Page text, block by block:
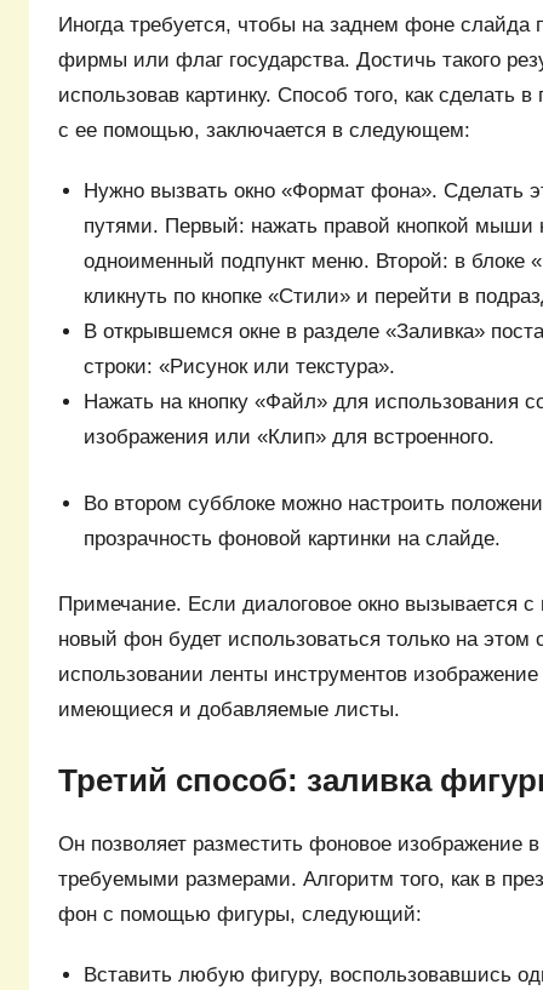
Иногда требуется, чтобы на заднем фоне слайда
фирмы или флаг государства. Достичь такого
использовав картинку. Способ того, как сделать
с ее помощью, заключается в следующем:
Нужно вызвать окно «Формат фона». Сделать
путями. Первый: нажать правой кнопкой мыши
одноименный подпункт меню. Второй: в блоке
кликнуть по кнопке «Стили» и перейти в
В открывшемся окне в разделе «Заливка»
строки: «Рисунок или текстура».
Нажать на кнопку «Файл» для использования
изображения или «Клип» для встроенного.
Во втором субблоке можно настроить
прозрачность фоновой картинки на слайде.
Примечание. Если диалоговое окно вызывается
новый фон будет использоваться только на этом
использовании ленты инструментов
имеющиеся и добавляемые листы.
Третий способ: заливка
Он позволяет разместить фоновое изображение
требуемыми размерами. Алгоритм того, как в
фон с помощью фигуры, следующий:
Вставить любую фигуру, воспользовавшись